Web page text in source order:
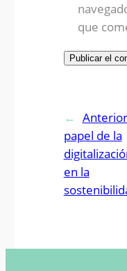
que
←
papel de la
en la